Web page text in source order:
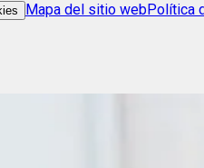
Mapa del sitio webPolítica